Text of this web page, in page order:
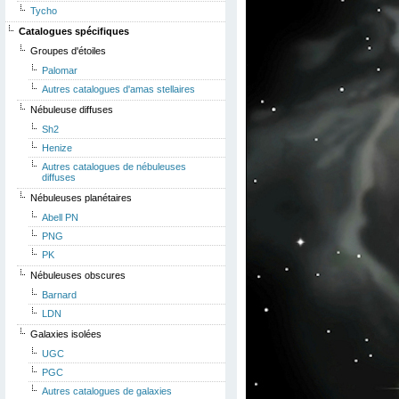
Tycho
Catalogues spécifiques
Groupes d'étoiles
Palomar
Autres catalogues d'amas stellaires
Nébuleuse diffuses
Sh2
Henize
Autres catalogues de nébuleuses
diffuses
Nébuleuses planétaires
Abell PN
PNG
PK
Nébuleuses obscures
Barnard
LDN
Galaxies isolées
UGC
PGC
Autres catalogues de galaxies